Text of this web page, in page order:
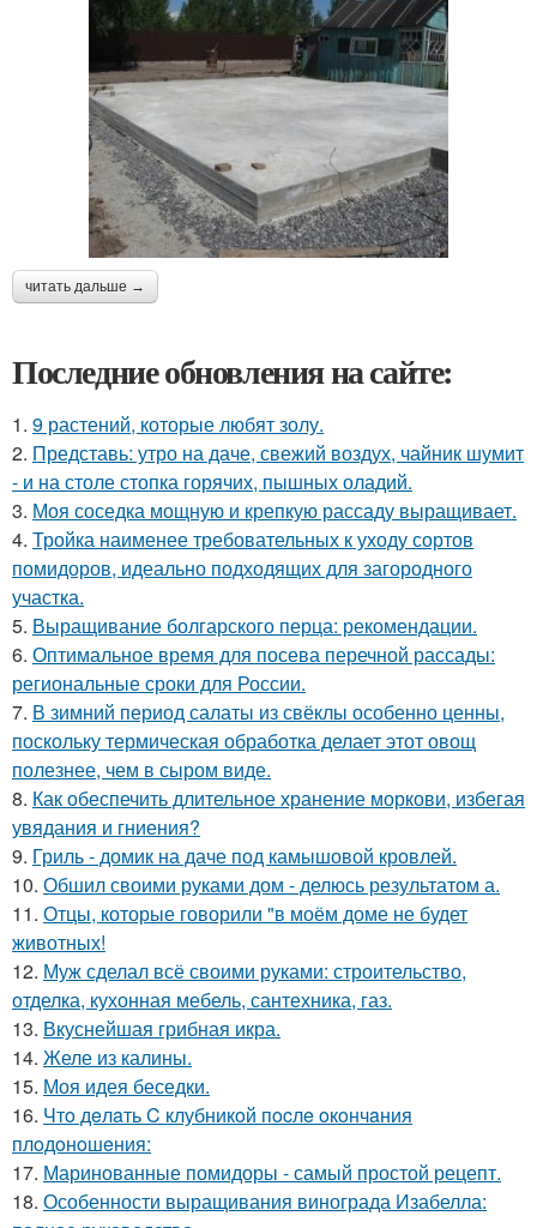
читать дальше →
Последние обновления на сайте:
1. 9 растений, которые любят золу.
2. Представь: утро на даче, свежий воздух, чайник шумит
- и на столе стопка горячих, пышных оладий.
3. Моя соседка мощную и крепкую рассаду выращивает.
4. Тройка наименее требовательных к уходу сортов
помидоров, идеально подходящих для загородного
участка.
5. Выращивание болгарского перца: рекомендации.
6. Оптимальное время для посева перечной рассады:
региональные сроки для России.
7. В зимний период салаты из свёклы особенно ценны,
поскольку термическая обработка делает этот овощ
полезнее, чем в сыром виде.
8. Как обеспечить длительное хранение моркови, избегая
увядания и гниения?
9. Гриль - домик на даче под камышовой кровлей.
10. Обшил своими руками дом - делюсь результатом а.
11. Отцы, которые говорили "в моём доме не будет
животных!
12. Муж сделал всё своими руками: строительство,
отделка, кухонная мебель, сантехника, газ.
13. Вкуснейшая грибная икра.
14. Желе из калины.
15. Моя идея беседки.
16. Чтo дeлaть C клубникoй пocлe oкoнчaния
плoдoнoшeния:
17. Маринованные помидоры - самый простой рецепт.
18. Особенности выращивания винограда Изабелла: